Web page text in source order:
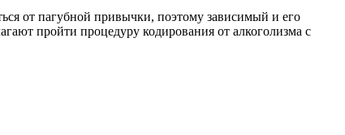
от пагубной привычки, поэтому зависимый и его
пройти процедуру кодирования от алкоголизма с